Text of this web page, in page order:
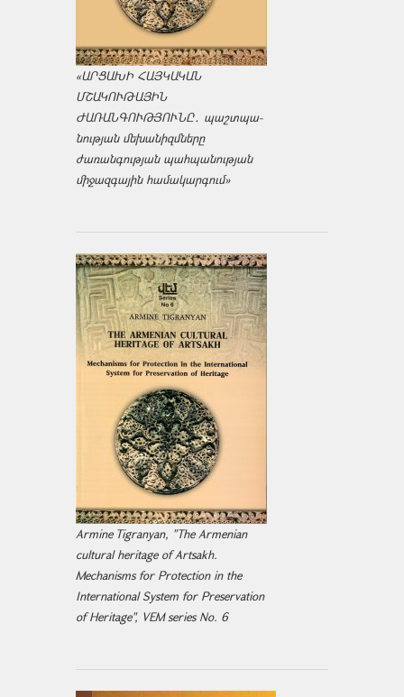
«ԱՐՑԱԽԻ ՀԱՅԿԱԿԱՆ
ՄՇԱԿՈՒԹԱՅԻՆ
ԺԱՌԱՆԳՈՒԹՅՈՒՆԸ․ պաշտպա­
նության մեխանիզմները
ժառանգության պահպանության
միջազ­գային համակարգում»
Armine Tigranyan, "The Armenian
cultural heritage of Artsakh.
Mechanisms for Protection in the
International System for Preservation
of Heritage", VEM series No. 6